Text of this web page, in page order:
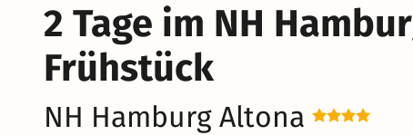
2 Tage im NH
Frühstück
NH Hamburg Altona